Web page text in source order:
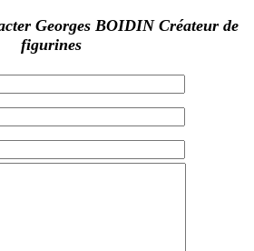
Georges BOIDIN Créateur de
figurines